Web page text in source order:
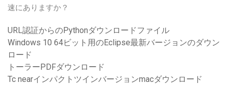
速にありますか？
URL認証からのPythonダウンロードファイル
Windows 10 64ビット用のEclipse最新バージョンのダウン
ロード
トーラーPDFダウンロード
Tc nearインパクトツインバージョンmacダウンロード